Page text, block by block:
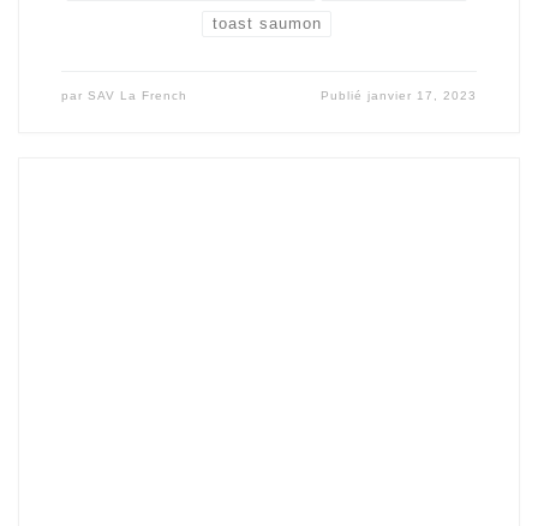
toast saumon
par SAV La French Publiéjanvier 17, 2023